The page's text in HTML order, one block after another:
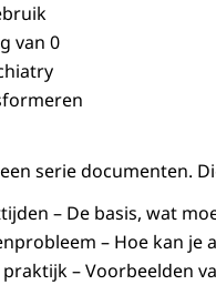
van 0
serie documenten.
– De basis, wat
– Hoe kan
– Voorbeelden